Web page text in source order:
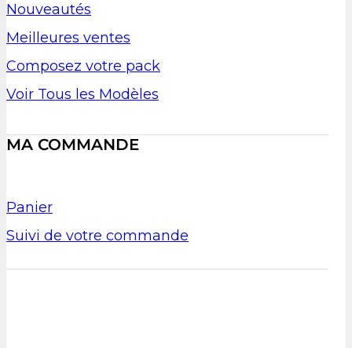
Nouveautés
Meilleures ventes
Composez votre pack
Voir Tous les Modèles
MA COMMANDE
Panier
Suivi de votre commande